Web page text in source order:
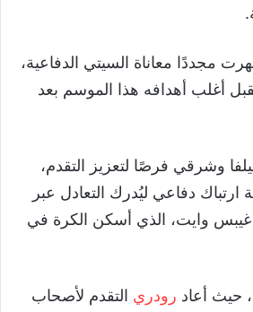
مجددًا معاناة السيتي الدفاعية،
أغلب أهدافه هذا الموسم بعد
وشرقي فرصًا لتعزيز التقدم،
دفاعي ليُدرك التعادل عبر
غيبس وايت، الذي أسكن الكرة في
حيث أعاد رودري التقدم لأصحاب